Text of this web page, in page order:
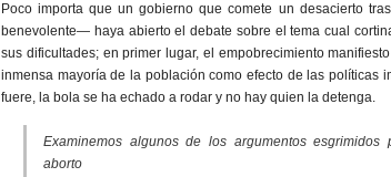
Poco importa que un gobierno que comete un desacierto
benevolente— haya abierto el debate sobre el tema cual
sus dificultades; en primer lugar, el empobrecimiento
inmensa mayoría de la población como efecto de las políticas
fuere, la bola se ha echado a rodar y no hay quien la detenga.
Examinemos algunos de los argumentos
aborto